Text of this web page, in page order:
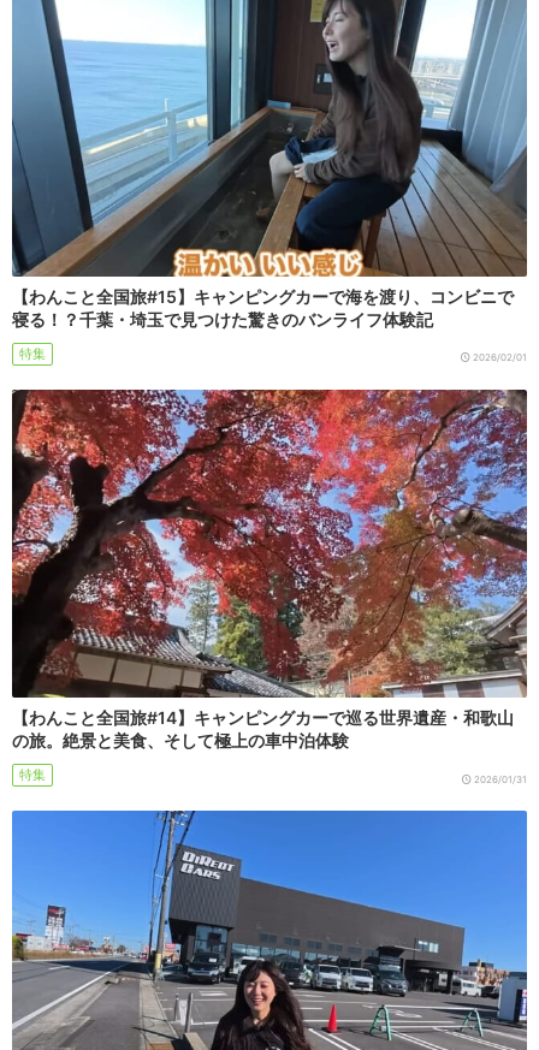
【わんこと全国旅#15】キャンピングカーで海を渡り、コンビニで
寝る！？千葉・埼玉で見つけた驚きのバンライフ体験記
特集 2026/02/01
【わんこと全国旅#14】キャンピングカーで巡る世界遺産・和歌山
の旅。絶景と美食、そして極上の車中泊体験
特集 2026/01/31